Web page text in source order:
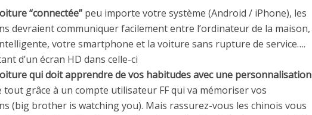
“connectée” peu importe votre système (Android / iPhone), les
devraient communiquer facilement entre l’ordinateur de la maison,
votre smartphone et la voiture sans rupture de service….
d’un écran HD dans celle-ci
qui doit apprendre de vos habitudes avec une personnalisation
tout grâce à un compte utilisateur FF qui va mémoriser vos
(big brother is watching you). Mais rassurez-vous les chinois vous